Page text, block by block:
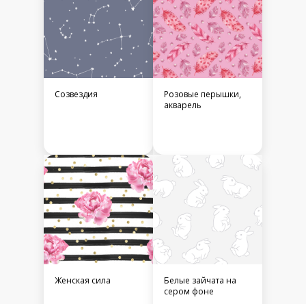
Созвездия
Розовые перышки,
акварель
Женская сила
Белые зайчата на
сером фоне